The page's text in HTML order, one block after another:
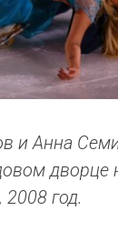
и Анна
год.